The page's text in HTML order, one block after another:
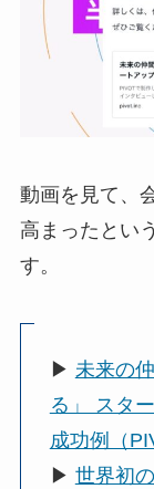
動画を見て、
高まったとい
す。
▶︎ 未来の
る」 スタ
成功例（
▶︎ 世界初